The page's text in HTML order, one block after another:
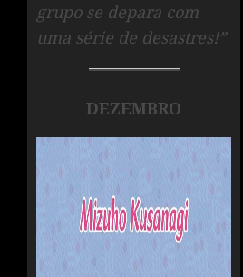
grupo se depara com
uma série de desastres!”
DEZEMBRO